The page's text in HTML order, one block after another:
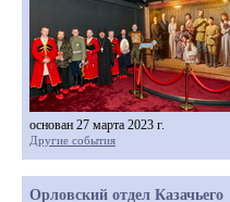
основан 27 марта 2023 г.
Другие события
Орловский отдел Казачьего